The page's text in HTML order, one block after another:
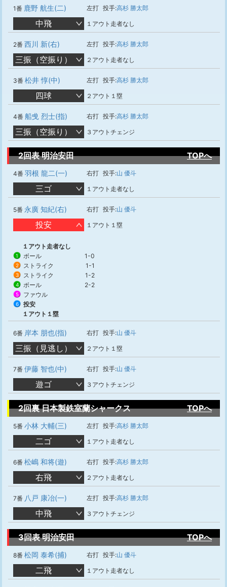
1番 鹿野 航生(二) 左打 投手:高杉 勝太郎
中飛 １アウト走者なし
2番 西川 新(右) 左打 投手:高杉 勝太郎
三振（空振り） ２アウト走者なし
3番 松井 惇(中) 左打 投手:高杉 勝太郎
四球 ２アウト１塁
4番 船曵 烈士(指) 右打 投手:高杉 勝太郎
三振（空振り） ３アウトチェンジ
2回表 明治安田 TOPへ
4番 羽根 龍二(一) 右打 投手:山 優斗
三ゴ １アウト走者なし
5番 永廣 知紀(右) 右打 投手:山 優斗
投安 １アウト１塁
１アウト走者なし
1 ボール 1-0
2 ストライク 1-1
3 ストライク 1-2
4 ボール 2-2
5 ファウル
6
投安
１アウト１塁
6番 岸本 朋也(指) 右打 投手:山 優斗
三振（見逃し） ２アウト１塁
7番 伊藤 智也(中) 右打 投手:山 優斗
遊ゴ ３アウトチェンジ
2回裏 日本製鉄室蘭シャークス TOPへ
5番 小林 大輔(三) 左打 投手:高杉 勝太郎
二ゴ １アウト走者なし
6番 松嶋 和将(遊) 右打 投手:高杉 勝太郎
右飛 ２アウト走者なし
7番 八戸 康冶(一) 左打 投手:高杉 勝太郎
中飛 ３アウトチェンジ
3回表 明治安田 TOPへ
8番 松岡 泰希(捕) 右打 投手:山 優斗
二飛 １アウト走者なし